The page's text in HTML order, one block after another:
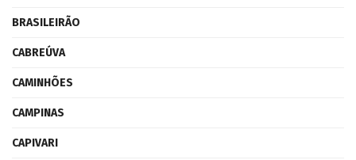
BRASILEIRÃO
CABREÚVA
CAMINHÕES
CAMPINAS
CAPIVARI